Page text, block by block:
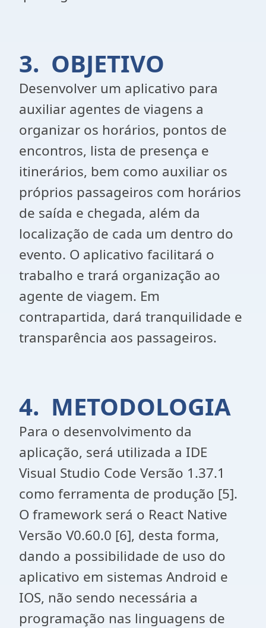
3. OBJETIVO
Desenvolver um aplicativo para
auxiliar agentes de viagens a
organizar os horários, pontos de
encontros, lista de presença e
itinerários, bem como auxiliar os
próprios passageiros com horários
de saída e chegada, além da
localização de cada um dentro do
evento. O aplicativo facilitará o
trabalho e trará organização ao
agente de viagem. Em
contrapartida, dará tranquilidade e
transparência aos passageiros.
4. METODOLOGIA
Para o desenvolvimento da
aplicação, será utilizada a IDE
Visual Studio Code Versão 1.37.1
como ferramenta de produção [5].
O framework será o React Native
Versão V0.60.0 [6], desta forma,
dando a possibilidade de uso do
aplicativo em sistemas Android e
IOS, não sendo necessária a
programação nas linguagens de